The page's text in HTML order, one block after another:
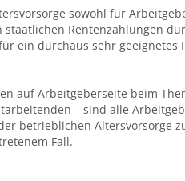
sowohl für
Rentenzahlungen
ein durchaus sehr geeignetes
auf Arbeitgeberseite beim
– sind alle
betrieblichen Altersvorsorge
Fall.